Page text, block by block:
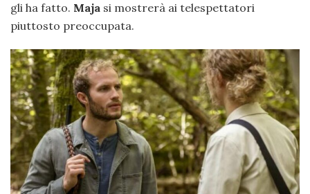
gli ha fatto. Maja si mostrerà ai telespettatori
piuttosto preoccupata.